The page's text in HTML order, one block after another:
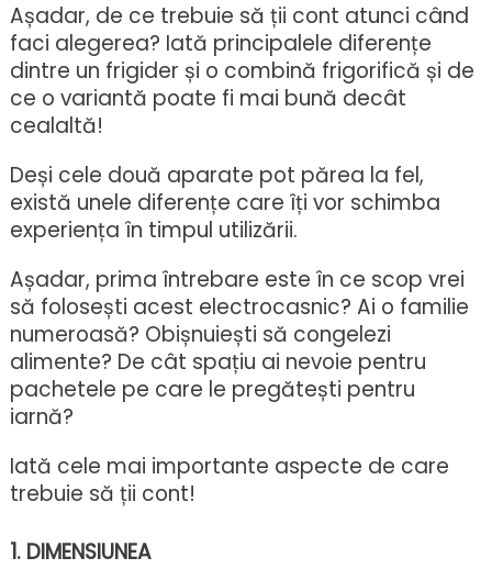
Așadar, de ce trebuie să ții cont atunci când
faci alegerea? Iată principalele diferențe
dintre un frigider și o combină frigorifică și de
ce o variantă poate fi mai bună decât
cealaltă!
Deși cele două aparate pot părea la fel,
există unele diferențe care îți vor schimba
experiența în timpul utilizării.
Așadar, prima întrebare este în ce scop vrei
să folosești acest electrocasnic? Ai o familie
numeroasă? Obișnuiești să congelezi
alimente? De cât spațiu ai nevoie pentru
pachetele pe care le pregătești pentru
iarnă?
Iată cele mai importante aspecte de care
trebuie să ții cont!
1. DIMENSIUNEA